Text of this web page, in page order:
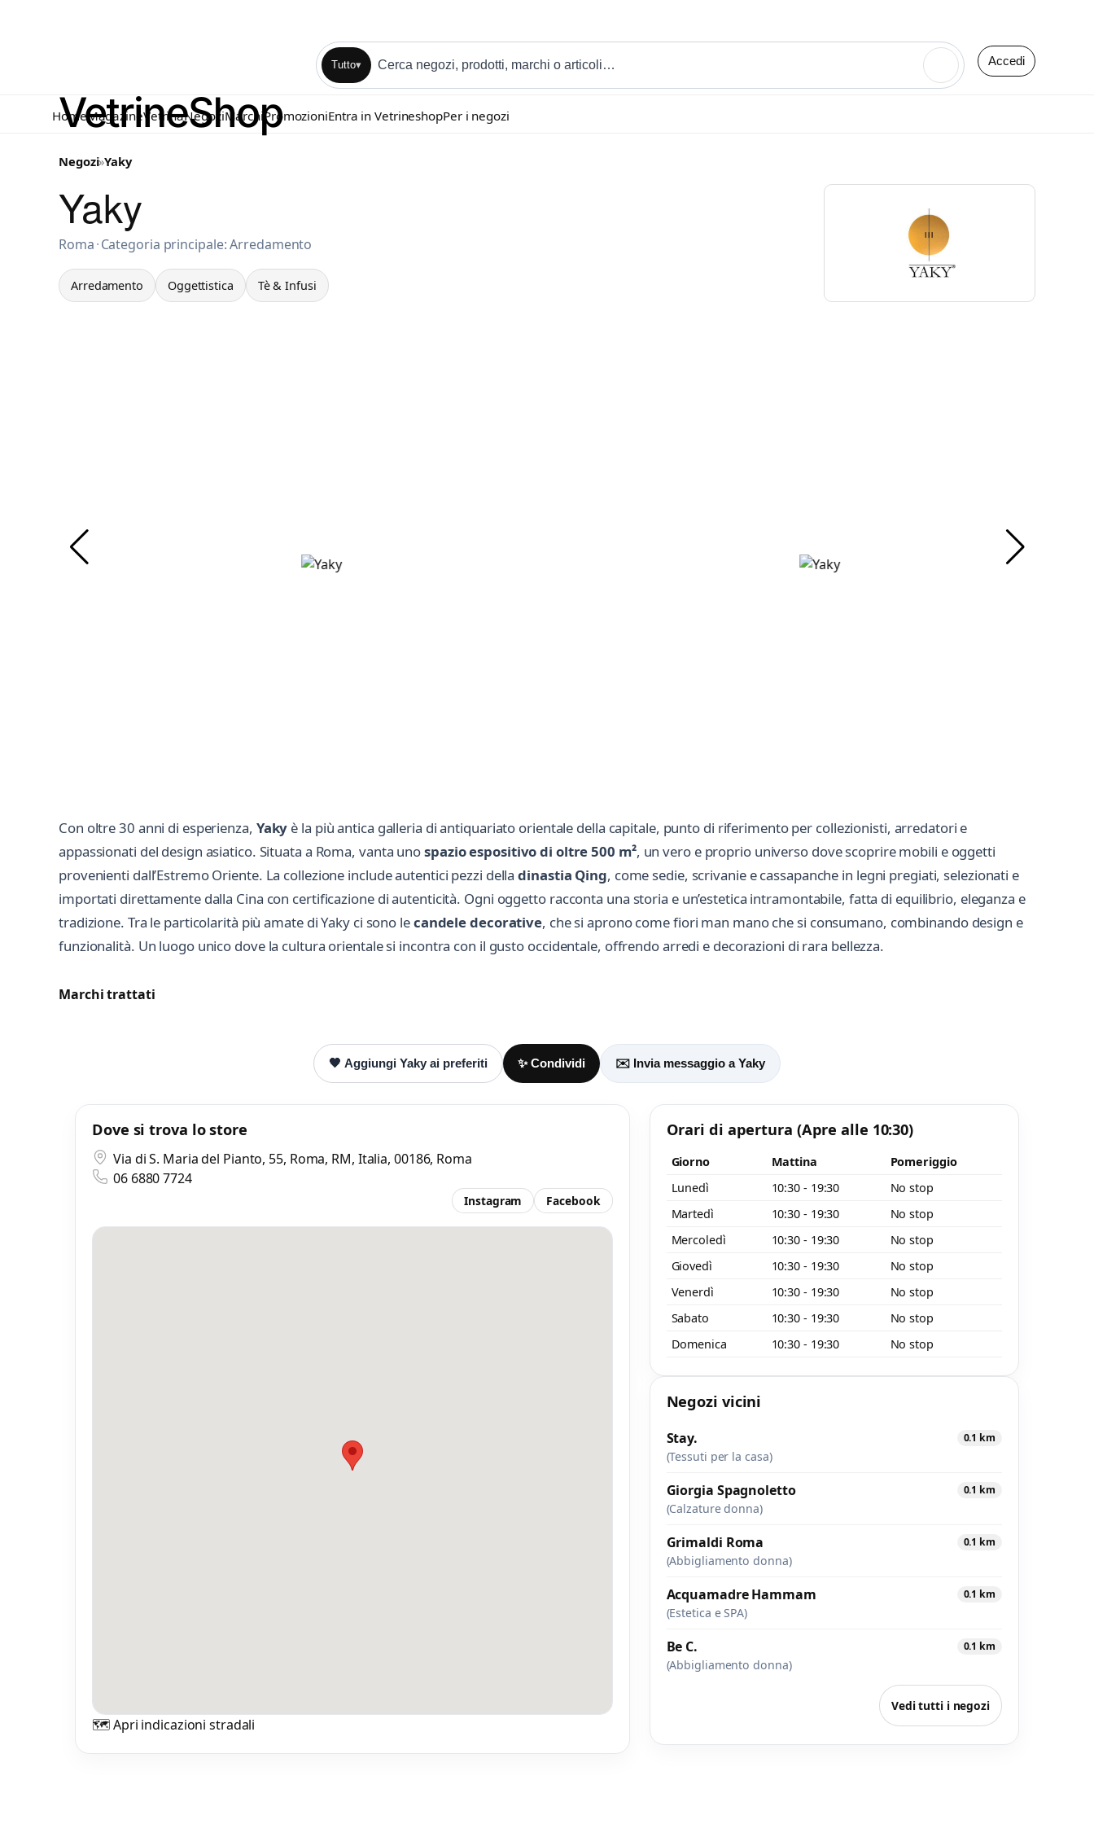
Tutto▾ Accedi
HomeMagazineVetrinaNegoziMarchi PromozioniEntra in VetrineshopPer i negozi
Negozi»Yaky
Yaky
Arredamento a Roma
Roma·Categoria principale: Arredamento
Arredamento Oggettistica Tè & Infusi
Con oltre 30 anni di esperienza, Yaky è la più antica galleria di antiquariato orientale della capitale, punto di riferimento per collezionisti, arredatori e
appassionati del design asiatico. Situata a Roma, vanta unospazio espositivo di oltre 500 m², un vero e proprio universo dove scoprire mobili e oggetti
provenienti dall’Estremo Oriente. La collezione include autentici pezzi delladinastia Qing, come sedie, scrivanie e cassapanche in legni pregiati, selezionati e
importati direttamente dalla Cina con certificazione di autenticità. Ogni oggetto racconta una storia e un’estetica intramontabile, fatta di equilibrio, eleganza e
tradizione. Tra le particolarità più amate di Yaky ci sono lecandele decorative, che si aprono come fiori man mano che si consumano, combinando design e
funzionalità. Un luogo unico dove la cultura orientale si incontra con il gusto occidentale, offrendo arredi e decorazioni di rara bellezza.
Marchi trattati
🖤 Aggiungi Yaky ai preferiti ✨ Condividi ✉️ Invia messaggio a Yaky
Dove si trova lo store
Via di S. Maria del Pianto, 55, Roma, RM, Italia, 00186, Roma
06 6880 7724
Instagram Facebook
🗺️ Apri indicazioni stradali
Orari di apertura (Apre alle 10:30)
Giorno Mattina
Pomeriggio
Lunedì
10:30 - 19:30
No stop
Martedì
10:30 - 19:30
No stop
Mercoledì
10:30 - 19:30
No stop
Giovedì
10:30 - 19:30
No stop
Venerdì
10:30 - 19:30
No stop
Sabato
10:30 - 19:30
No stop
Domenica
10:30 - 19:30 No stop
Negozi vicini
Stay. 0.1 km
(Tessuti per la casa)
Giorgia Spagnoletto 0.1 km
(Calzature donna)
Grimaldi Roma 0.1 km
(Abbigliamento donna)
Acquamadre Hammam 0.1 km
(Estetica e SPA)
Be C. 0.1 km
(Abbigliamento donna)
Vedi tutti i negozi
Scrivi almeno 20 caratteri, così il negozio potrà capire meglio la tua richiesta.
Invia messaggio